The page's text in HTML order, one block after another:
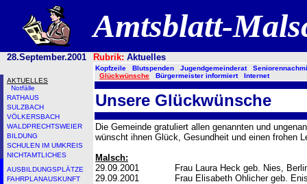
Amtsblatt-
28.September.2001 Rubrik: Aktuelles
AKTUELLES
Notfälle
RATHAUS
SULZBACH
VÖLKERSBACH
WALDPRECHTSWEIER
BILDUNG
SCHULEN IM UMKREIS
NICHTAMTLICHES
AUSBILDUNGSPLÄTZE
FAHRPLANAUSKUNFT
Kopfzeile Blutspenden Jugendgemeinderat
Glückwünsche
Bürgermeister informiert Internet
Unsere Glückwünsche
Die Gemeinde gratuliert allen genannten und
wünscht ihnen Glück, Gesundheit und einen frohen
Malsch:
29.09.2001 Frau Laura Heck geb. Nies, Berliner
29.09.2001 Frau Elisabeth Ohlicher geb. Enis,